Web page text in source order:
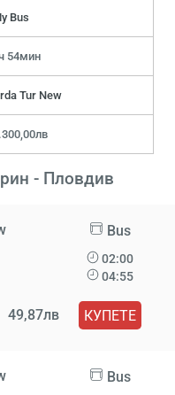
Bus
54мин
Tur New
- Пловдив
Bus
02:00
04:55
49,87лв КУПЕТЕ
Bus